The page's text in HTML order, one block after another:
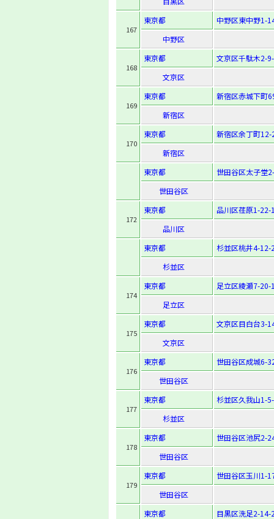
167
東京都
中野区東中野1-
中野区
168
東京都
文京区千駄木2-
文京区
169
東京都
新宿区赤城下町
新宿区
170
東京都
新宿区余丁町12-
新宿区
東京都
世田谷区太子堂
世田谷区
172
東京都
品川区荏原1-22-
品川区
東京都
杉並区桃井4-12-
杉並区
174
東京都
足立区綾瀬7-20-
足立区
175
東京都
文京区目白台3-
文京区
176
東京都
世田谷区成城6-
世田谷区
177
東京都
杉並区久我山1-
杉並区
178
東京都
世田谷区池尻2-
世田谷区
179
東京都
世田谷区玉川1-
世田谷区
東京都
目黒区洗足2-14-